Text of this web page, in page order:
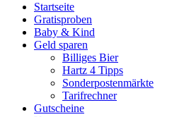
Startseite
Gratisproben
Baby & Kind
Geld sparen
Billiges Bier
Hartz 4 Tipps
Sonderpostenmärkte
Tarifrechner
Gutscheine